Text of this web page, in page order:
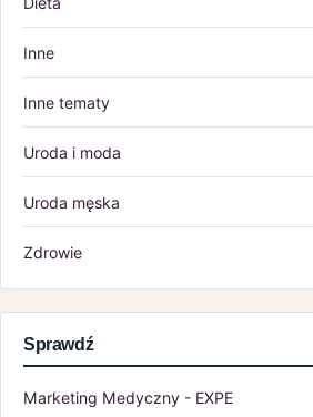
Inne
Inne tematy
Uroda i moda
Uroda męska
Zdrowie
Sprawdź
Marketing Medyczny - EXPE